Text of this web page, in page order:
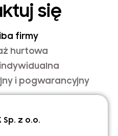
się
firmy
hurtowa
i pogwarancyjny
Sp. z o.o.